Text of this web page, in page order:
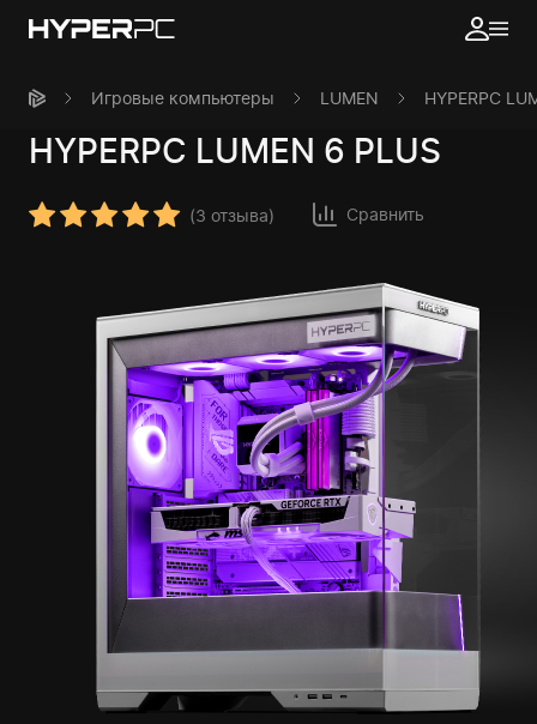
Игровые компьютеры LUMEN HYPERPC
HYPERPC LUMEN 6 PLUS
(3 отзыва) Сравнить